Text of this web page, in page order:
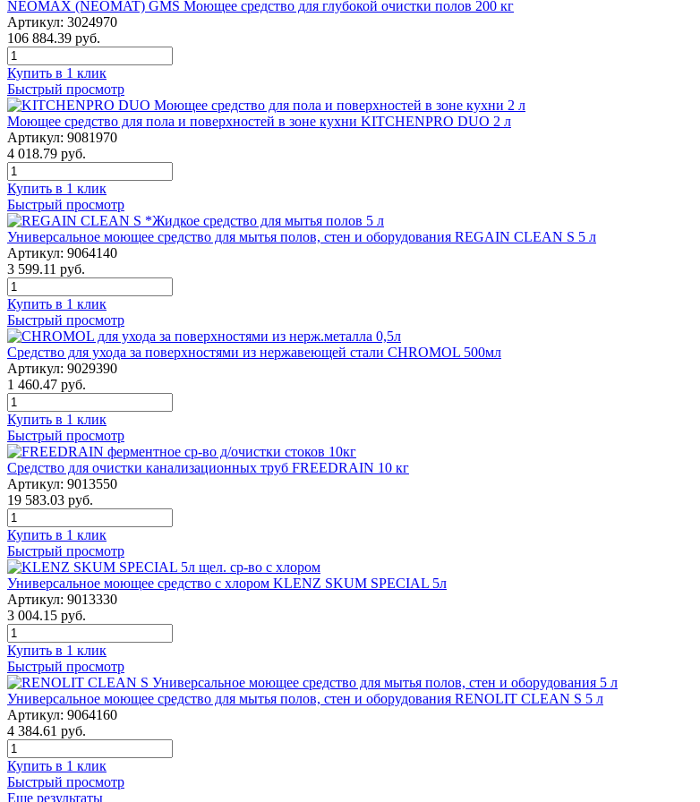
NEOMAX (NEOMAT) GMS Моющее средство для глубокой очистки полов 200 кг
Артикул: 3024970
106 884.39 руб.
Купить в 1 клик
Быстрый просмотр
Моющее средство для пола и поверхностей в зоне кухни KITCHENPRO DUO 2 л
Артикул: 9081970
4 018.79 руб.
Купить в 1 клик
Быстрый просмотр
Универсальное моющее средство для мытья полов, стен и оборудования REGAIN CLEAN S 5 л
Артикул: 9064140
3 599.11 руб.
Купить в 1 клик
Быстрый просмотр
Средство для ухода за поверхностями из нержавеющей стали CHROMOL 500мл
Артикул: 9029390
1 460.47 руб.
Купить в 1 клик
Быстрый просмотр
Средство для очистки канализационных труб FREEDRAIN 10 кг
Артикул: 9013550
19 583.03 руб.
Купить в 1 клик
Быстрый просмотр
Универсальное моющее средство с хлором KLENZ SKUM SPECIAL 5л
Артикул: 9013330
3 004.15 руб.
Купить в 1 клик
Быстрый просмотр
Универсальное моющее средство для мытья полов, стен и оборудования RENOLIT CLEAN S 5 л
Артикул: 9064160
4 384.61 руб.
Купить в 1 клик
Быстрый просмотр
Еще результаты